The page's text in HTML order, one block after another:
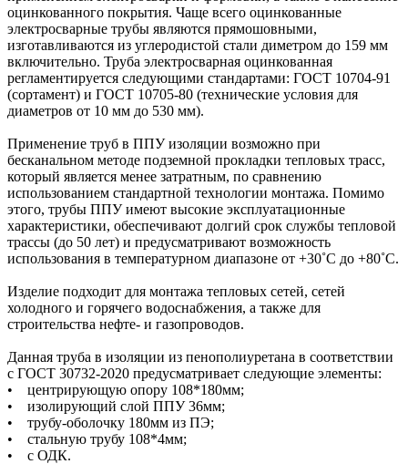
оцинкованного покрытия. Чаще всего оцинкованные
электросварные трубы являются прямошовными,
изготавливаются из углеродистой стали диметром до 159 мм
включительно. Труба электросварная оцинкованная
регламентируется следующими стандартами: ГОСТ 10704-91
(сортамент) и ГОСТ 10705-80 (технические условия для
диаметров от 10 мм до 530 мм).
Применение труб в ППУ изоляции возможно при
бесканальном методе подземной прокладки тепловых трасс,
который является менее затратным, по сравнению
использованием стандартной технологии монтажа. Помимо
этого, трубы ППУ имеют высокие эксплуатационные
характеристики, обеспечивают долгий срок службы тепловой
трассы (до 50 лет) и предусматривают возможность
использования в температурном диапазоне от +30˚C до +80˚C.
Изделие подходит для монтажа тепловых сетей, сетей
холодного и горячего водоснабжения, а также для
строительства нефте- и газопроводов.
Данная труба в изоляции из пенополиуретана в соответствии
с ГОСТ 30732-2020 предусматривает следующие элементы:
• центрирующую опору 108*180мм;
• изолирующий слой ППУ 36мм;
• трубу-оболочку 180мм из ПЭ;
• стальную трубу 108*4мм;
• с ОДК.